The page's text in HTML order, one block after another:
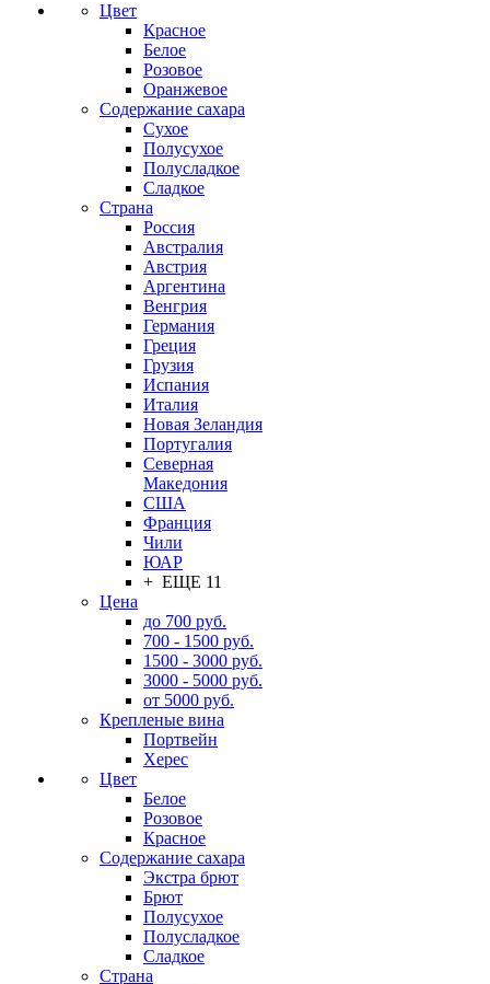
Цвет
Красное
Белое
Розовое
Оранжевое
Содержание сахара
Сухое
Полусухое
Полусладкое
Сладкое
Страна
Россия
Австралия
Австрия
Аргентина
Венгрия
Германия
Греция
Грузия
Испания
Италия
Новая Зеландия
Португалия
Северная
Македония
США
Франция
Чили
ЮАР
+ ЕЩЕ 11
Цена
до 700 руб.
700 - 1500 руб.
1500 - 3000 руб.
3000 - 5000 руб.
от 5000 руб.
Крепленые вина
Портвейн
Херес
Цвет
Белое
Розовое
Красное
Содержание сахара
Экстра брют
Брют
Полусухое
Полусладкое
Сладкое
Страна